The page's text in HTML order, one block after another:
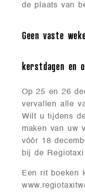
de plaats van
Geen vaste
kerstdagen en
Op 25 en 26
vervallen alle
Wilt u tijdens
maken van uw
vóór 18
bij de
Een rit boeken